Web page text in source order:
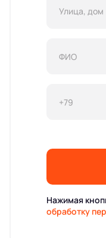
Нажимая
обработку